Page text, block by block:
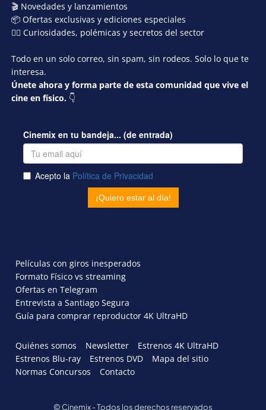
🎬 Novedades y lanzamientos
📦 Ofertas exclusivas y ediciones especiales
🕵️‍♂️ Curiosidades, polémicas y secretos del sector
Todo en un solo correo, sin spam, sin rodeos. Solo lo que te
interesa.
Únete ahora y forma parte de esta comunidad que vive el
cine en físico. 👇
Películas con giros inesperados
Formato Físico vs streaming
Ofertas en Telegram
Entrevista a Santiago Segura
Guía para comprar reproductor 4K UltraHD
Quiénes somos Newsletter
Estrenos 4K UltraHD
Estrenos Blu-ray
Estrenos DVD
Mapa del sitio
Normas Concursos
Contacto
© Cinemix - Todos los derechos reservados